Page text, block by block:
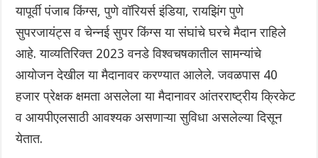
यापूर्वी पंजाब किंग्स, पुणे वॉरियर्स इंडिया, रायझिंग पुणे
सुपरजायंट्स व चेन्नई सुपर किंग्स या संघांचे घरचे मैदान राहिले
आहे. याव्यतिरिक्त 2023 वनडे विश्वचषकातील सामन्यांचे
आयोजन देखील या मैदानावर करण्यात आलेले. जवळपास 40
हजार प्रेक्षक क्षमता असलेला या मैदानावर आंतरराष्ट्रीय क्रिकेट
व आयपीएलसाठी आवश्यक असणाऱ्या सुविधा असलेल्या दिसून
येतात.